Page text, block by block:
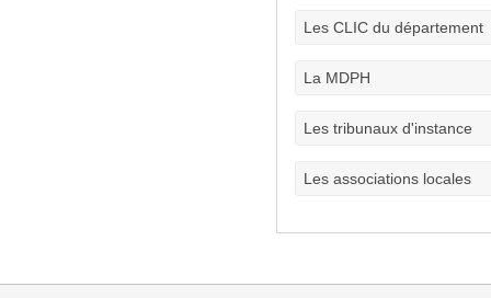
Les CLIC du département
La MDPH
Les tribunaux d'instance
Les associations locales